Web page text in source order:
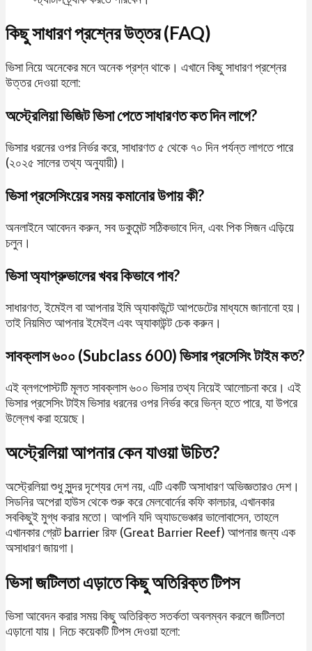
কিছু সাধারণ প্রশ্নের উত্তর (FAQ)
ভিসা নিয়ে অনেকের মনে অনেক প্রশ্ন থাকে। এখানে কিছু সাধারণ প্রশ্নের
উত্তর দেওয়া হলো:
অস্ট্রেলিয়া ভিজিট ভিসা পেতে সাধারণত কত দিন লাগে?
ভিসার ধরনের ওপর নির্ভর করে, সাধারণত ৫ থেকে ৭০ দিন পর্যন্ত লাগতে পারে
(২০২৫ সালের তথ্য অনুযায়ী)।
ভিসা প্রসেসিংয়ের সময় কমানোর উপায় কী?
অনলাইনে আবেদন করুন, সব ডকুমেন্ট সঠিকভাবে দিন, এবং পিক সিজন এড়িয়ে
চলুন।
ভিসা অ্যাপ্রুভালের খবর কিভাবে পাব?
সাধারণত, ইমেইল বা আপনার ইমি অ্যাকাউন্টে আপডেটের মাধ্যমে জানানো হয়।
তাই নিয়মিত আপনার ইমেইল এবং অ্যাকাউন্ট চেক করুন।
সাবক্লাস ৬০০ (Subclass 600) ভিসার প্রসেসিং টাইম কত?
এই ব্লগপোস্টটি মূলত সাবক্লাস ৬০০ ভিসার তথ্য নিয়েই আলোচনা করে। এই
ভিসার প্রসেসিং টাইম ভিসার ধরনের ওপর নির্ভর করে ভিন্ন হতে পারে, যা উপরে
উল্লেখ করা হয়েছে।
অস্ট্রেলিয়া আপনার কেন যাওয়া উচিত?
অস্ট্রেলিয়া শুধু সুন্দর দৃশ্যের দেশ নয়, এটি একটি অসাধারণ অভিজ্ঞতারও দেশ।
সিডনির অপেরা হাউস থেকে শুরু করে মেলবোর্নের কফি কালচার, এখানকার
সবকিছুই মুগ্ধ করার মতো। আপনি যদি অ্যাডভেঞ্চার ভালোবাসেন, তাহলে
এখানকার গ্রেট barrier রিফ (Great Barrier Reef) আপনার জন্য এক
অসাধারণ জায়গা।
ভিসা জটিলতা এড়াতে কিছু অতিরিক্ত টিপস
ভিসা আবেদন করার সময় কিছু অতিরিক্ত সতর্কতা অবলম্বন করলে জটিলতা
এড়ানো যায়। নিচে কয়েকটি টিপস দেওয়া হলো: